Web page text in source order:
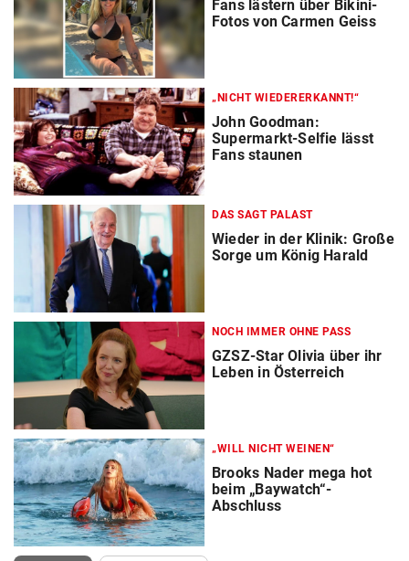
Fans lästern über Bikini-
Fotos von Carmen Geiss
„NICHT WIEDERERKANNT!“
John Goodman:
Supermarkt-Selfie lässt
Fans staunen
DAS SAGT PALAST
Wieder in der Klinik: Große
Sorge um König Harald
NOCH IMMER OHNE PASS
GZSZ-Star Olivia über ihr
Leben in Österreich
„WILL NICHT WEINEN“
Brooks Nader mega hot
beim „Baywatch“-
Abschluss